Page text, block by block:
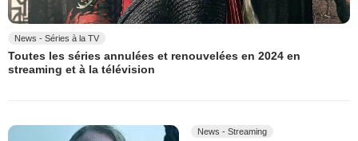
News - Séries à la TV
Toutes les séries annulées et renouvelées en 2024 en
streaming et à la télévision
News - Streaming